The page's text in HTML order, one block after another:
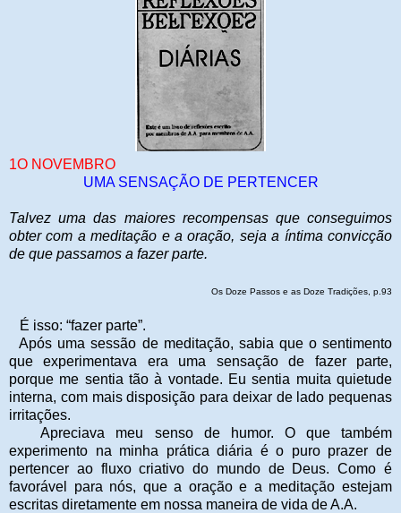
1O NOVEMBRO
UMA SENSAÇÃO DE PERTENCER
Talvez uma das maiores recompensas que conseguimos
obtercom a meditação e a oração, seja a íntima convicção
de que passamos a fazer parte.
Os Doze Passos e as Doze Tradições, p.93
É isso: “fazer parte”.
Após uma sessão de meditação, sabia que o sentimento
que experimentava era uma sensação de fazer parte,
porque me sentia tão à vontade. Eu sentia muita quietude
interna, com mais disposição para deixar de lado pequenas
irritações.
Apreciava meu senso de humor. O que também
experimento na minha prática diária é o puro prazer de
pertencer ao fluxo criativo do mundo de Deus. Como é
favorável para nós, que a oração e a meditação estejam
escritas diretamente em nossa maneira de vida de A.A.